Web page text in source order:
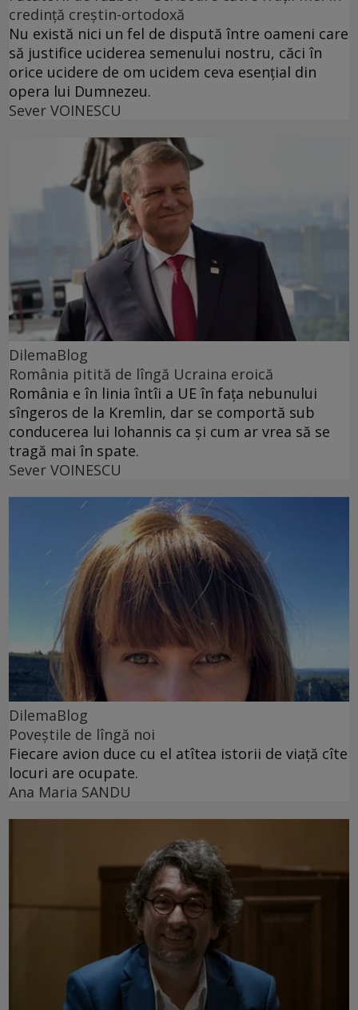
credință creștin-ortodoxă
Nu există nici un fel de dispută între oameni care
să justifice uciderea semenului nostru, căci în
orice ucidere de om ucidem ceva esențial din
opera lui Dumnezeu.
Sever VOINESCU
DilemaBlog
România pitită de lîngă Ucraina eroică
România e în linia întîi a UE în fața nebunului
sîngeros de la Kremlin, dar se comportă sub
conducerea lui Iohannis ca și cum ar vrea să se
tragă mai în spate.
Sever VOINESCU
DilemaBlog
Poveștile de lîngă noi
Fiecare avion duce cu el atîtea istorii de viață cîte
locuri are ocupate.
Ana Maria SANDU